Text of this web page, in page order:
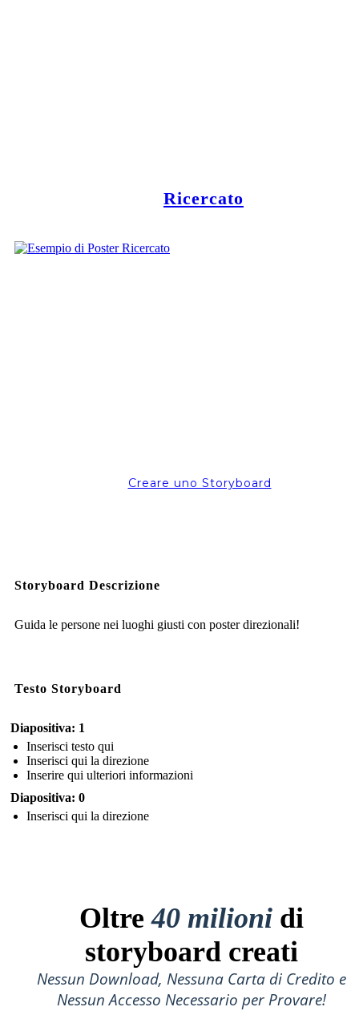
Ricercato
Creare uno Storyboard
Storyboard Descrizione
Guida le persone nei luoghi giusti con poster direzionali!
Testo Storyboard
Diapositiva: 1
Inserisci testo qui
Inserisci qui la direzione
Inserire qui ulteriori informazioni
Diapositiva: 0
Inserisci qui la direzione
Oltre40 milioni di
storyboard creati
Nessun Download, Nessuna Carta di Credito e
Nessun Accesso Necessario per Provare!